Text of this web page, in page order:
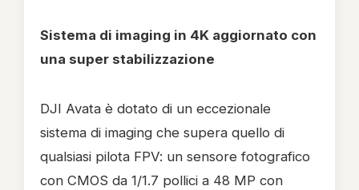
Sistema di imaging in 4K aggiornato con
una super stabilizzazione
DJI Avata è dotato di un eccezionale
sistema di imaging che supera quello di
qualsiasi pilota FPV: un sensore fotografico
con CMOS da 1/1.7 pollici a 48 MP con